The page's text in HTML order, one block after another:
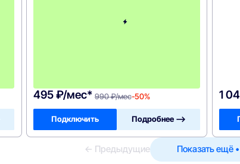
495 ₽/мес* 990 ₽/мес-50%
Подключить Подробнее —>
1
← Предыдущие Показать ещё